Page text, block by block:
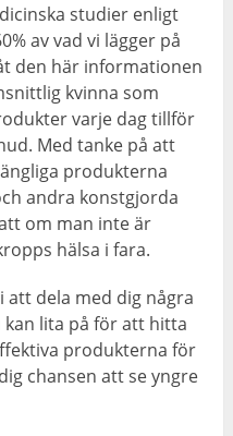
studier enligt
av vad vi lägger på
den här informationen
kvinna som
varje dag tillför
Med tanke på att
produkterna
andra konstgjorda
om man inte är
hälsa i fara.
att dela med dig några
lita på för att hitta
produkterna för
chansen att se yngre